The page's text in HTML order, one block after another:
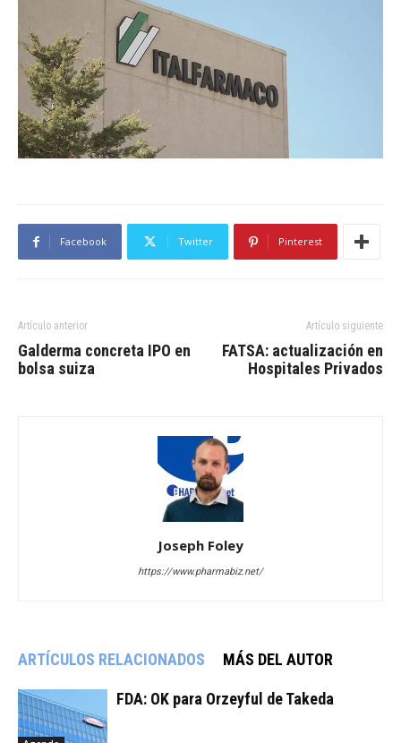
Facebook Twitter Pinterest
Artículo anterior
Galderma concreta IPO en
bolsa suiza
Artículo siguiente
FATSA: actualización en
Hospitales Privados
Joseph Foley
https://www.pharmabiz.net/
ARTÍCULOS RELACIONADOS MÁS DEL AUTOR
FDA: OK para Orzeyful de Takeda